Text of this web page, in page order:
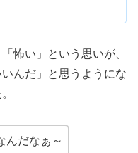
怖い」という思いが、
んだ」と思うようにな
んだなぁ～